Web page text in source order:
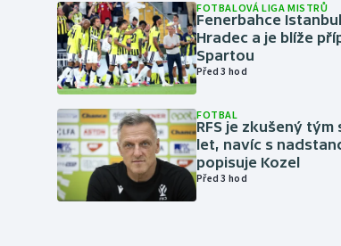
FOTBALOVÁ LIGA MISTRŮ
Fenerbahce
Hradec a je blíže
Spartou
Před 3 hod
FOTBAL
RFS je zkušený tým
let, navíc s
popisuje Kozel
Před 3 hod